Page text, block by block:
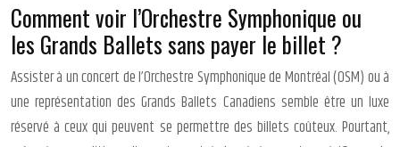
Comment voir l’Orchestre Symphonique ou
les Grands Ballets sans payer le billet ?
Assister à un concert de l’Orchestre Symphonique de Montréal (OSM) ou à
une représentation des Grands Ballets Canadiens semble être un luxe
réservé à ceux qui peuvent se permettre des billets coûteux. Pourtant,